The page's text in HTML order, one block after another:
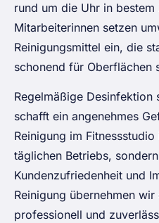
rund um die Uhr in
Mitarbeiterinnen setzen
Reinigungsmittel ein, die
schonend für Oberflächen
Regelmäßige
schafft ein angenehmes
Reinigung im
täglichen Betriebs,
Kundenzufriedenheit und
Reinigung übernehmen
professionell und